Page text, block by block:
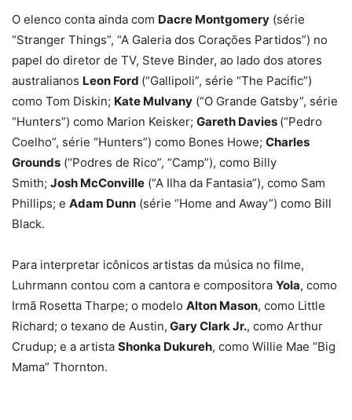
O elenco conta ainda com Dacre Montgomery (série
“Stranger Things”, “A Galeria dos Corações Partidos”) no
papel do diretor de TV, Steve Binder, ao lado dos atores
australianos Leon Ford (“Gallipoli”, série “The Pacific”)
como Tom Diskin; Kate Mulvany (“O Grande Gatsby”, série
“Hunters”) como Marion Keisker; Gareth Davies (“Pedro
Coelho”, série “Hunters”) como Bones Howe; Charles
Grounds (“Podres de Rico”, “Camp”), como Billy
Smith; Josh McConville (“A Ilha da Fantasia”), como Sam
Phillips; e Adam Dunn (série “Home and Away”) como Bill
Black.
Para interpretar icônicos artistas da música no filme,
Luhrmann contou com a cantora e compositora Yola, como
Irmã Rosetta Tharpe; o modelo Alton Mason, como Little
Richard; o texano de Austin, Gary Clark Jr., como Arthur
Crudup; e a artista Shonka Dukureh, como Willie Mae “Big
Mama” Thornton.